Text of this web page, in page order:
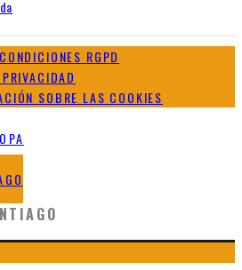
RGPD
SOBRE LAS COOKIES